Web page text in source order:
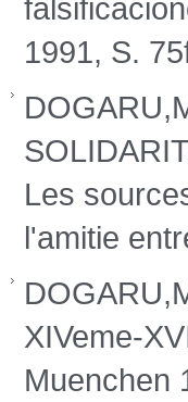
1991, S.
Les
l'amitie
XIVeme-
Muenchen